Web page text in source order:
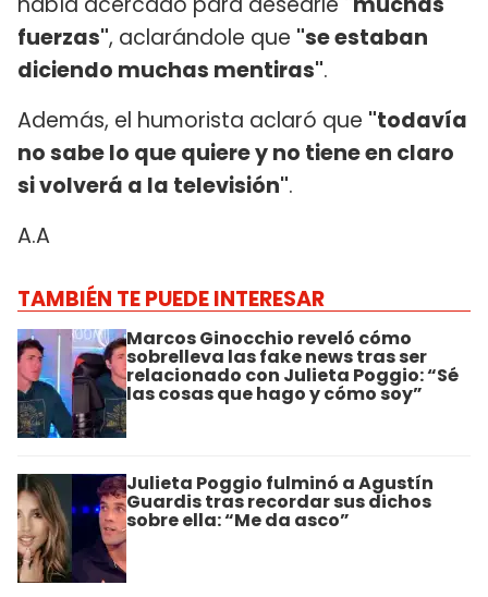
fuerzas", aclarándole que "se estaban
diciendo muchas mentiras".
Además, el humorista aclaró que "todavía
no sabe lo que quiere y no tiene en claro
si volverá a la televisión".
A.A
TAMBIÉN TE PUEDE INTERESAR
Marcos Ginocchio reveló cómo
sobrelleva las fake news tras ser
relacionado con Julieta Poggio: “Sé
las cosas que hago y cómo soy”
Julieta Poggio fulminó a Agustín
Guardis tras recordar sus dichos
sobre ella: “Me da asco”